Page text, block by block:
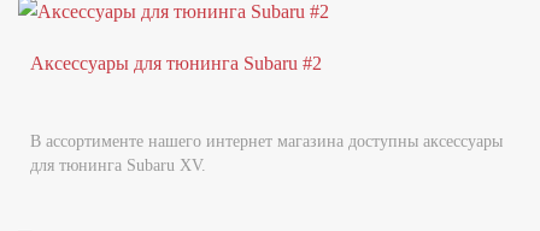
Аксессуары для тюнинга Subaru #2
В ассортименте нашего интернет магазина доступны аксессуары
для тюнинга Subaru XV.